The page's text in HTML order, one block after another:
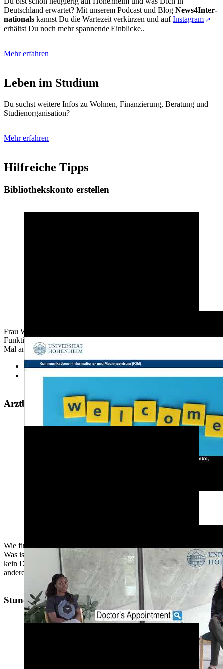
Deutschland erwartet? Mit unserem Podcast und Blog News4Inter­
nationals kannst Du die Wartezeit verkürzen und aufInstagram
erhältst Du noch mehr spannende Einblicke..
Mehr erfahren
Leben im Studium
Du suchst weitere Infos zu Wohnen, Finanzierung, Beratung und
Studienorganisation?
Mehr erfahren
Hilfreiche Tipps
Bibliothekskonto erstellen
Frau Weinelt von der Bibliothek erklärt die verschiedenen
Funktionen des Bibliothekskontos, und wie man sich zum ersten
Mal anmeldet.
HohSearch Online-Katalog
Öffnungszeiten der Zentralbibliothek
Arztbesuch
Wie finde ich einen Arzt in Deutschland? Was muss ich mitbringen?
Was ist ein Hausarzt? Was ist bei einem Notfall zu tun? Ich spreche
kein Deutsch – kann ich trotzdem einen Arzt finden? Diese und
andere Fragen werden in diesem Video beantwortet.
Stundenplan erstellen